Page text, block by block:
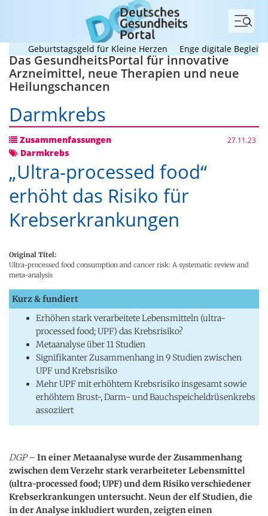
Menü
Geburtstagsgeld für Kleine Herzen Enge digitale Begleitung
Das GesundheitsPortal für innovative
Arzneimittel, neue Therapien und neue
Heilungschancen
Darmkrebs
Zusammenfassungen 27.11.23
Darmkrebs
„Ultra-processed food“
erhöht das Risiko für
Krebserkrankungen
Original Titel:
Ultra-processed food consumption and cancer risk: A systematic review and
meta-analysis
Kurz & fundiert
Erhöhen stark verarbeitete Lebensmitteln (ultra-
processed food; UPF) das Krebsrisiko?
Metaanalyse über 11 Studien
Signifikanter Zusammenhang in 9 Studien zwischen
UPF und Krebsrisiko
Mehr UPF mit erhöhtem Krebsrisiko insgesamt sowie
erhöhtem Brust-, Darm- und Bauchspeicheldrüsenkrebs
assoziiert
DGP– In einer Metaanalyse wurde der Zusammenhang
zwischen dem Verzehr stark verarbeiteter Lebensmittel
(ultra-processed food; UPF) und dem Risiko verschiedener
Krebserkrankungen untersucht. Neun der elf Studien, die
in der Analyse inkludiert wurden, zeigten einen